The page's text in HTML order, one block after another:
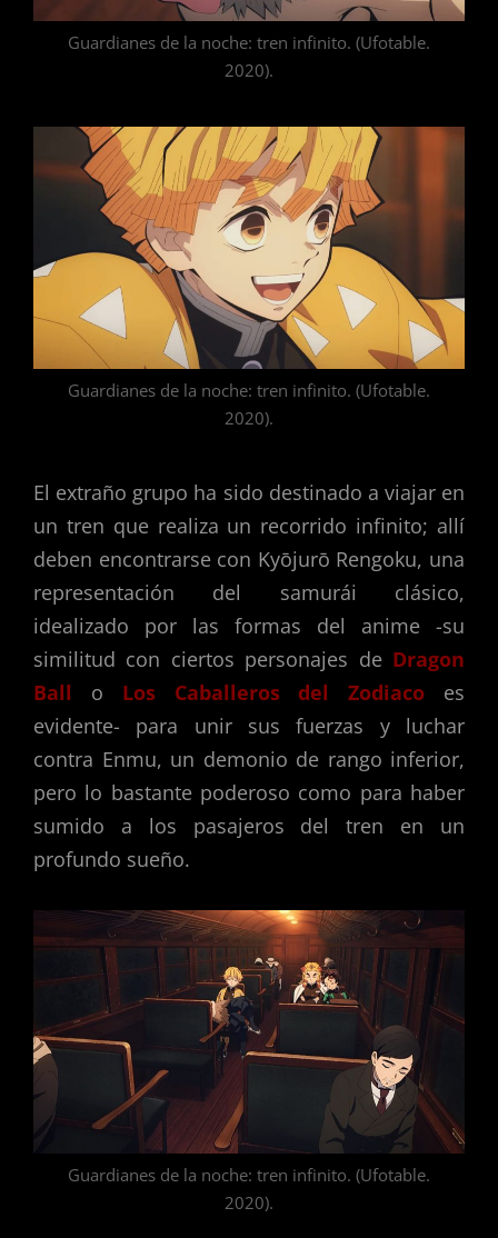
Guardianes de la noche: tren infinito. (Ufotable.
2020).
Guardianes de la noche: tren infinito. (Ufotable.
2020).
El extraño grupo ha sido destinado a viajar en
un tren que realiza un recorrido infinito; allí
deben encontrarse con Kyōjurō Rengoku, una
representación del samurái clásico,
idealizado por las formas del anime -su
similitud con ciertos personajes de Dragon
Ball o Los Caballeros del Zodiaco es
evidente- para unir sus fuerzas y luchar
contra Enmu, un demonio de rango inferior,
pero lo bastante poderoso como para haber
sumido a los pasajeros del tren en un
profundo sueño.
Guardianes de la noche: tren infinito. (Ufotable.
2020).